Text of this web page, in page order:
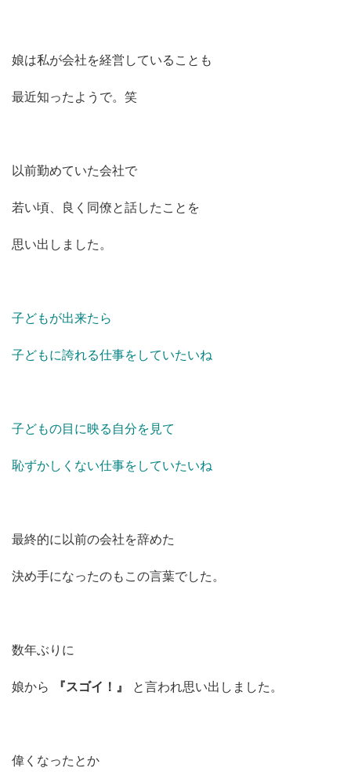
娘は私が会社を経営していることも
最近知ったようで。笑
以前勤めていた会社で
若い頃、良く同僚と話したことを
思い出しました。
子どもが出来たら
子どもに誇れる仕事をしていたいね
子どもの目に映る自分を見て
恥ずかしくない仕事をしていたいね
最終的に以前の会社を辞めた
決め手になったのもこの言葉でした。
数年ぶりに
娘から 『スゴイ！』 と言われ思い出しました。
偉くなったとか